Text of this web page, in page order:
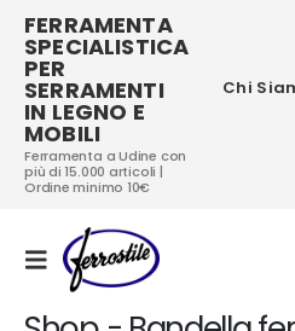
FERRAMENTA
SPECIALISTICA
PER
SERRAMENTI
IN LEGNO E
MOBILI
Ferramenta a Udine con
più di 15.000 articoli |
Ordine minimo 10€
Chi